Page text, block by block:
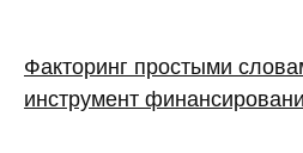
Факторинг простыми
инструмент